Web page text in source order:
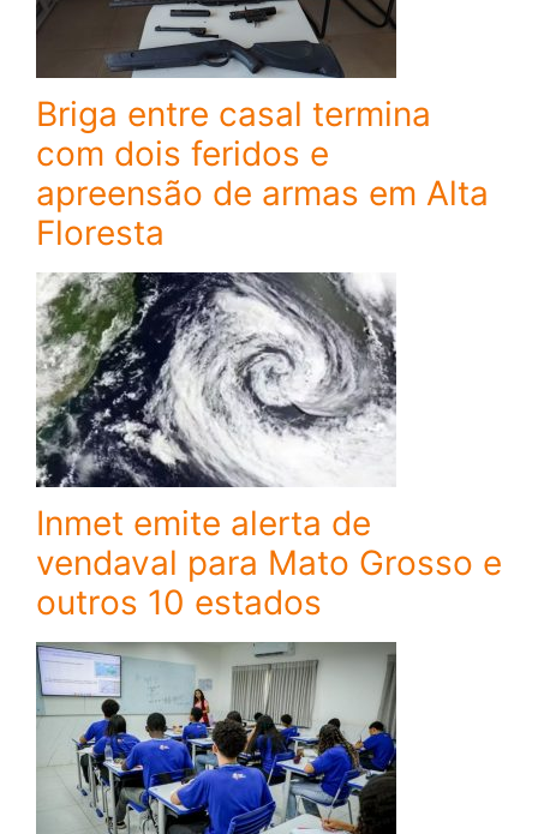
Briga entre casal termina
com dois feridos e
apreensão de armas em Alta
Floresta
Inmet emite alerta de
vendaval para Mato Grosso e
outros 10 estados